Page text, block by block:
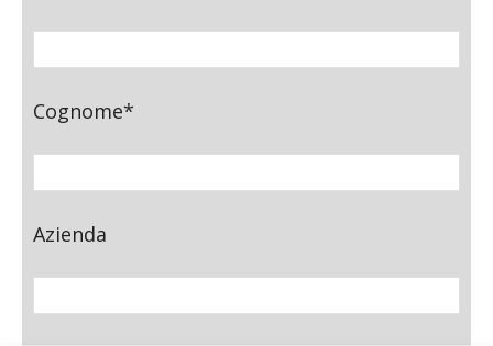
Cognome*
Azienda